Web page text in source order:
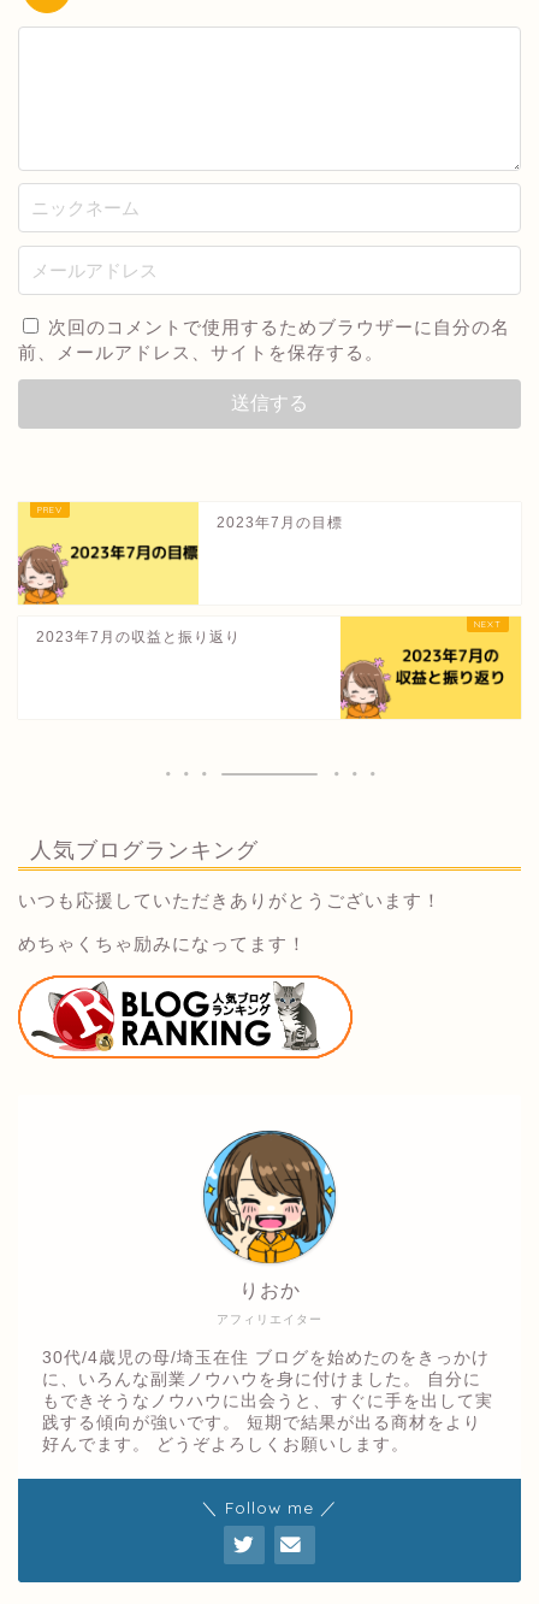
次回のコメントで使用するためブラウザーに自分の名
前、メールアドレス、サイトを保存する。
2023年7月の目標
2023年7月の収益と振り返り
人気ブログランキング
いつも応援していただきありがとうございます！
めちゃくちゃ励みになってます！
アフィリエイター
りおか
30代/4歳児の母/埼玉在住 ブログを始めたのをきっかけ
に、いろんな副業ノウハウを身に付けました。 自分に
もできそうなノウハウに出会うと、すぐに手を出して実
践する傾向が強いです。 短期で結果が出る商材をより
好んでます。 どうぞよろしくお願いします。
＼ Follow me ／